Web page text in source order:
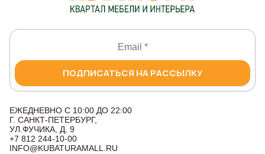
ПОДПИСАТЬСЯ НА РАССЫЛКУ
ЕЖЕДНЕВНО С 10:00 ДО 22:00
Г. САНКТ-ПЕТЕРБУРГ,
УЛ.ФУЧИКА, Д. 9
+7 812 244-10-00
INFO@KUBATURAMALL.RU